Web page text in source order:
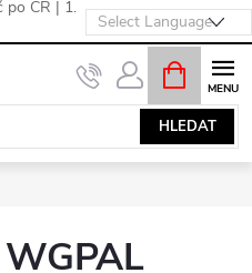
po ČR | 1.
HLEDAT
NÁKUPNÍ
KOŠÍK